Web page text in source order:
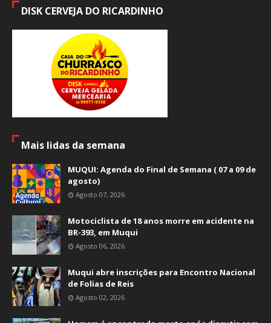
DISK CERVEJA DO RICARDINHO
Mais lidas da semana
MUQUI: Agenda do Final de Semana ( 07 a 09 de
agosto)
Agosto 07, 2026
Motociclista de 18 anos morre em acidente na
BR-393, em Muqui
Agosto 06, 2026
Muqui abre inscrições para Encontro Nacional
de Folias de Reis
Agosto 02, 2026